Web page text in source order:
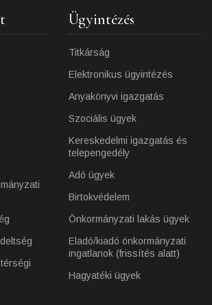
Ügyintézés
Titkárság
Elektronikus ügyintézés
Anyakönyvi igazgatás
Szociális ügyek
Kereskedelmi igazgatás és
telepengedély
Adó ügyek
Birtokvédelem
Önkormányzati lakás ügyek
Eladó/kiadó önkormányzati
ingatlanok (frissítés alatt)
Hagyatéki ügyek